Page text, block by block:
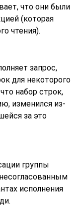
что они были
(которая
чтения).
запрос,
для некоторого
набор строк,
изменился из-
за это
группы
исполнения